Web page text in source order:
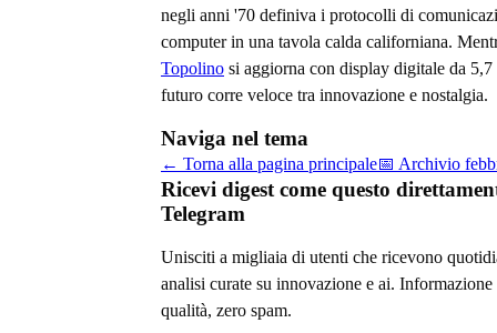
negli anni '70 definiva i protocolli di
computer in una tavola calda californiana.
Topolino si aggiorna con display digitale da
futuro corre veloce tra innovazione e nostalgia.
Naviga nel tema
← Torna alla pagina principale📅 Archivio
Ricevi digest come questo
Telegram
Unisciti a migliaia di utenti che ricevono
analisi curate su innovazione e ai. Informazione
qualità, zero spam.